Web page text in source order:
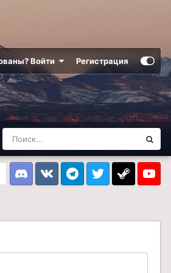
Войти Регистрация
DiscordVK TelegramTwitter Steam